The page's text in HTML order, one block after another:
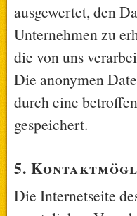
ausgewertet, den
Unternehmen zu
die von uns
Die anonymen
durch eine
gespeichert.
5.
Die Internetseite